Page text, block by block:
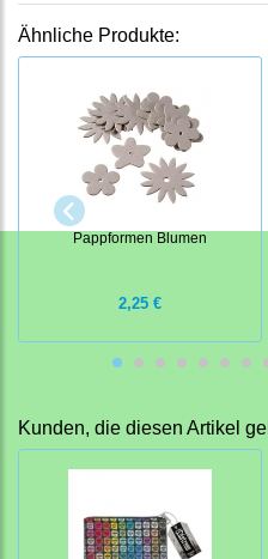
Ähnliche Produkte:
Pappformen Blumen
2,25 €
Kunden, die diesen Artikel